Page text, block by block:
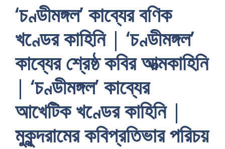
‘চণ্ডীমঙ্গল’ কাব্যের বণিক
খণ্ডের কাহিনি | ‘চণ্ডীমঙ্গল’
কাব্যের শ্রেষ্ঠ কবির আত্মকাহিনি
| ‘চণ্ডীমঙ্গল’ কাব্যের
আখেটিক খণ্ডের কাহিনি |
মুকুন্দরামের কবিপ্রতিভার পরিচয়